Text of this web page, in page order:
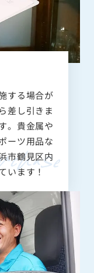
する場合が
差し引きま
。貴金属や
ーツ用品な
市鶴見区内
います！